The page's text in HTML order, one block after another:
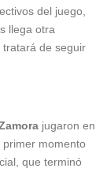
del juego,
llega otra
de seguir
jugaron en
momento
que terminó